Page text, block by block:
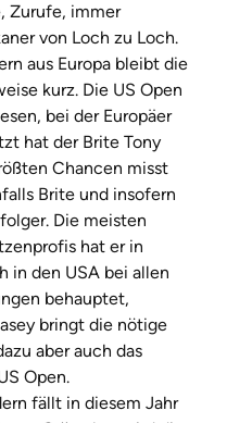
Zurufe, immer
von Loch zu Loch.
aus Europa bleibt die
kurz. Die US Open
bei der Europäer
hat der Brite Tony
Chancen misst
Brite und insofern
Die meisten
hat er in
in den USA bei allen
behauptet,
bringt die nötige
aber auch das
Open.
fällt in diesem Jahr